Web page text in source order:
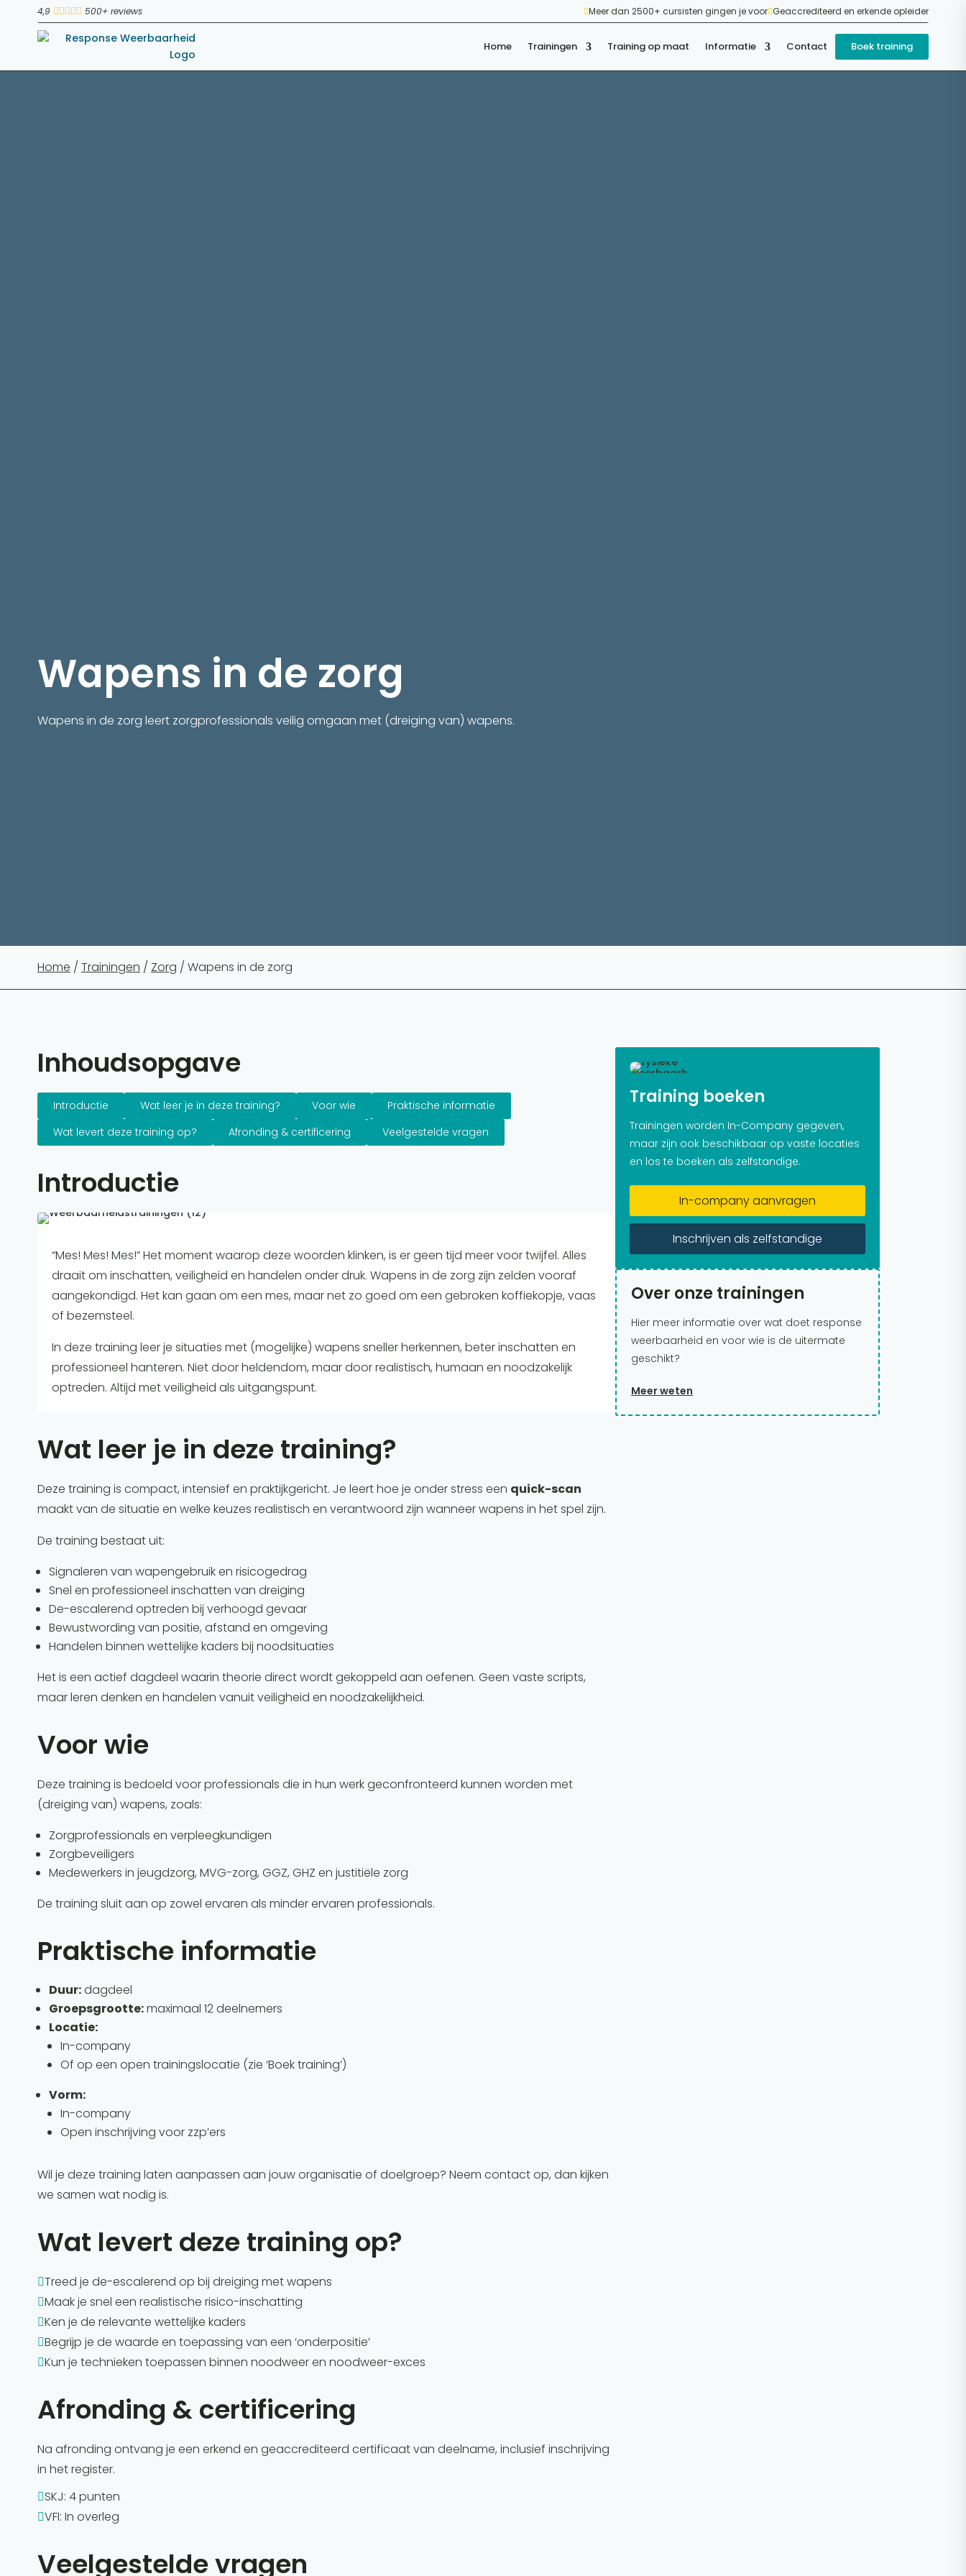
4,9      500+ reviews Meer dan 2500+ cursisten gingen je voorGeaccrediteerd en erkende opleider
Home Trainingen Training op maat Informatie Contact Boek training
Wapens in de zorg
Wapens in de zorg leert zorgprofessionals veilig omgaan met (dreiging van) wapens.
Home / Trainingen / Zorg / Wapens in de zorg
Inhoudsopgave
Introductie Wat leer je in deze training? Voor wie
Praktische informatie
Wat levert deze training op?
Afronding & certificering Veelgestelde vragen
Introductie
“Mes! Mes! Mes!” Het moment waarop deze woorden klinken, is er geen tijd meer voor twijfel. Alles
draait om inschatten, veiligheid en handelen onder druk. Wapens in de zorg zijn zelden vooraf
aangekondigd. Het kan gaan om een mes, maar net zo goed om een gebroken koffiekopje, vaas
of bezemsteel.
In deze training leer je situaties met (mogelijke) wapens sneller herkennen, beter inschatten en
professioneel hanteren. Niet door heldendom, maar door realistisch, humaan en noodzakelijk
optreden. Altijd met veiligheid als uitgangspunt.
Wat leer je in deze training?
Deze training is compact, intensief en praktijkgericht. Je leert hoe je onder stress een quick-scan
maakt van de situatie en welke keuzes realistisch en verantwoord zijn wanneer wapens in het spel zijn.
De training bestaat uit:
Signaleren van wapengebruik en risicogedrag
Snel en professioneel inschatten van dreiging
De-escalerend optreden bij verhoogd gevaar
Bewustwording van positie, afstand en omgeving
Handelen binnen wettelijke kaders bij noodsituaties
Het is een actief dagdeel waarin theorie direct wordt gekoppeld aan oefenen. Geen vaste scripts,
maar leren denken en handelen vanuit veiligheid en noodzakelijkheid.
Voor wie
Deze training is bedoeld voor professionals die in hun werk geconfronteerd kunnen worden met
(dreiging van) wapens, zoals:
Zorgprofessionals en verpleegkundigen
Zorgbeveiligers
Medewerkers in jeugdzorg, MVG-zorg, GGZ, GHZ en justitiële zorg
De training sluit aan op zowel ervaren als minder ervaren professionals.
Praktische informatie
Duur:dagdeel
Groepsgrootte:maximaal 12 deelnemers
Locatie:
In-company
Of op een open trainingslocatie (zie ‘Boek training’)
Vorm:
In-company
Open inschrijving voor zzp’ers
Wil je deze training laten aanpassen aan jouw organisatie of doelgroep? Neem contact op, dan kijken
we samen wat nodig is.
Wat levert deze training op?
Treed je de-escalerend op bij dreiging met wapens
Maak je snel een realistische risico-inschatting
Ken je de relevante wettelijke kaders
Begrijp je de waarde en toepassing van een ‘onderpositie’
Kun je technieken toepassen binnen noodweer en noodweer-exces
Afronding & certificering
Na afronding ontvang je een erkend en geaccrediteerd certificaat van deelname, inclusief inschrijving
in het register.
SKJ: 4 punten
VFI: In overleg
Veelgestelde vragen
Training boeken
Trainingen worden In-Company gegeven,
maar zijn ook beschikbaar op vaste locaties
en los te boeken als zelfstandige.
In-company aanvragen
Inschrijven als zelfstandige
Over onze trainingen
Hier meer informatie over wat doet response
weerbaarheid en voor wie is de uitermate
geschikt?
Meer weten